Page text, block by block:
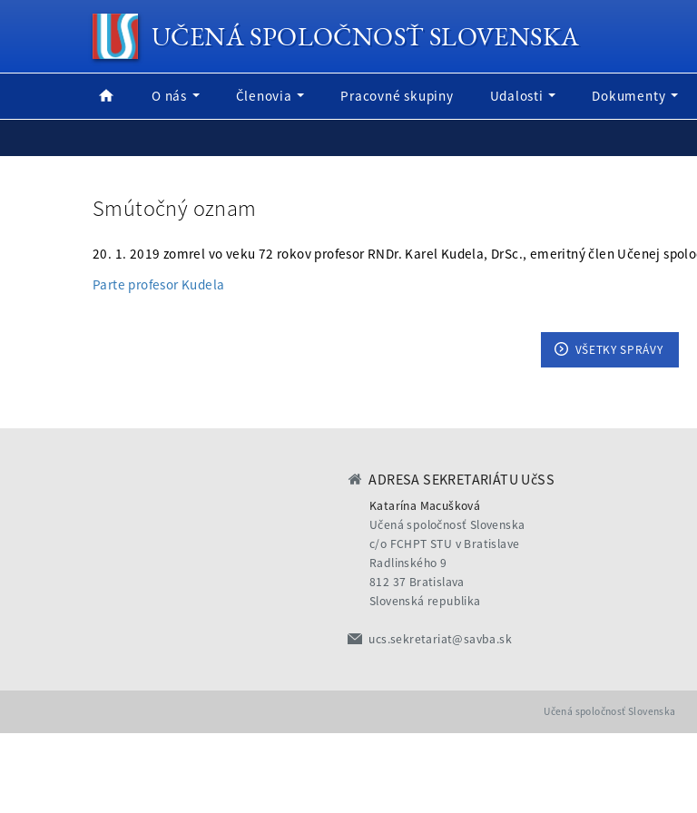
UČENÁ SPOLOČNOSŤ SLOVENSKA
O nás Členovia Pracovné skupiny Udalosti Dokumenty
Smútočný oznam
20. 1. 2019 zomrel vo veku 72 rokov profesor RNDr. Karel Kudela, DrSc., emeritný člen Učenej
Parte profesor Kudela
VŠETKY SPRÁVY
ADRESA SEKRETARIÁTU UčSS
Katarína Macušková
Učená spoločnosť Slovenska
c/o FCHPT STU v Bratislave
Radlinského 9
812 37 Bratislava
Slovenská republika
ucs.sekretariat@savba.sk
Učená spoločnosť Slovenska